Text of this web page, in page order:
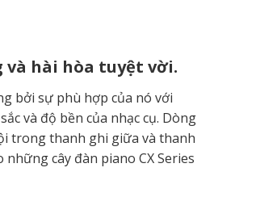
và hài hòa tuyệt vời.
bởi sự phù hợp của nó với
và độ bền của nhạc cụ. Dòng
trong thanh ghi giữa và thanh
cây đàn piano CX Series